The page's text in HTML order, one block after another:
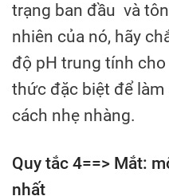
trạng ban đầu và
nhiên của nó, hãy
độ pH trung tính
thức đặc biệt để
cách nhẹ nhàng.
Quy tắc 4==> Mắt:
nhất